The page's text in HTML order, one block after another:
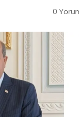
0